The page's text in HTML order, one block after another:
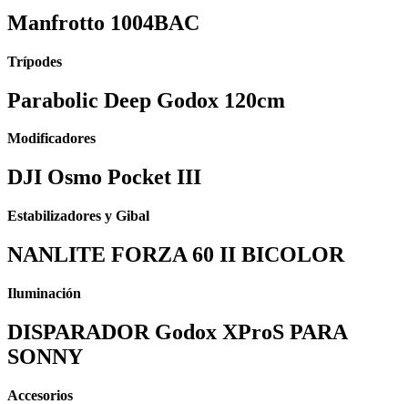
Manfrotto 1004BAC
Trípodes
Parabolic Deep Godox 120cm
Modificadores
DJI Osmo Pocket III
Estabilizadores y Gibal
NANLITE FORZA 60 II BICOLOR
Iluminación
DISPARADOR Godox XProS PARA
SONNY
Accesorios